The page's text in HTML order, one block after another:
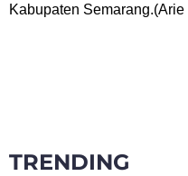
Kabupaten Semarang.(Arie
TRENDING